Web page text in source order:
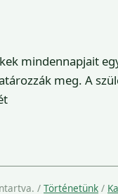
mindennapjait
meg. A
/ Történetünk /